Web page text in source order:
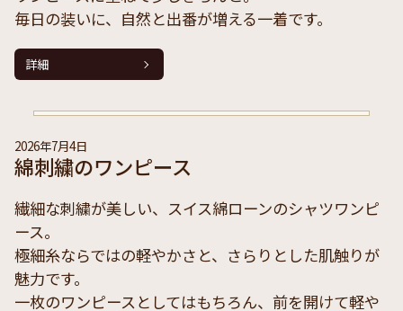
毎日の装いに、自然と出番が増える一着です。
詳細
2026年7月4日
綿刺繍のワンピース
繊細な刺繍が美しい、スイス綿ローンのシャツワンピ
ース。
極細糸ならではの軽やかさと、さらりとした肌触りが
魅力です。
一枚のワンピースとしてはもちろん、前を開けて軽や